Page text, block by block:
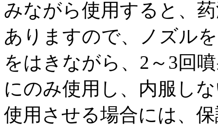
みながら使用すると、
ありますので、ノズル
をはきながら、2～3回
にのみ使用し、内服し
使用させる場合には、